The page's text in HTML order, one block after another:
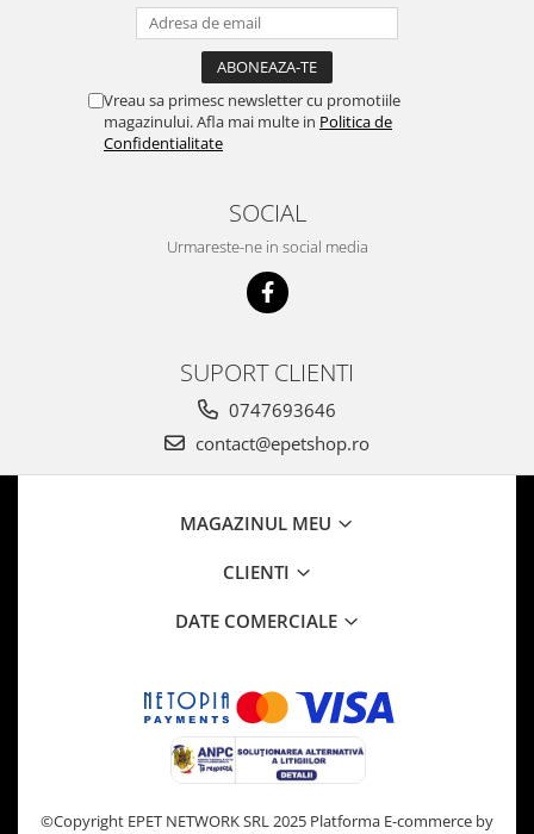
Vreau sa primesc newsletter cu promotiile
magazinului. Afla mai multe in Politica de
Confidentialitate
SOCIAL
Urmareste-ne in social media
SUPORT CLIENTI
0747693646
contact@epetshop.ro
MAGAZINUL MEU
CLIENTI
DATE COMERCIALE
©Copyright EPET NETWORK SRL 2025 Platforma E-commerce by